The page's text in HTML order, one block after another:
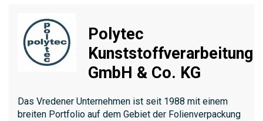
Polytec
Kunststoffverarbeitung
GmbH & Co. KG
Das Vredener Unternehmen ist seit 1988 mit einem
breiten Portfolio auf dem Gebiet der Folienverpackung